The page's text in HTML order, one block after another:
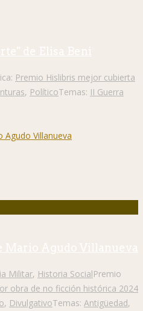
de Elisa Beni
Premio Hislibris mejor cubierta
, PolíticoTemas: II Guerra
Mario Agudo Villanueva
Militar, Historia SocialPremio
obra de no ficción histórica 2024
, DivulgativoTemas: Antigüedad,